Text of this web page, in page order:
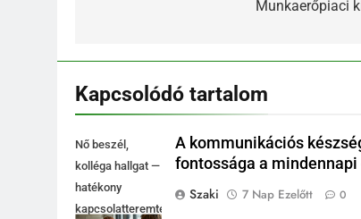
Munkaerőpiaci
Kapcsolódó tartalom
Nő beszél,
kolléga hallgat —
hatékony
kapcsolatteremtés
A kommunikációs
fontossága a mindennapi
Szaki
7 Nap Ezelőtt 0